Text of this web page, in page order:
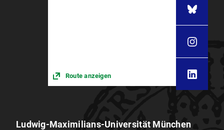
Route anzeigen
Ludwig-Maximilians-Universität München